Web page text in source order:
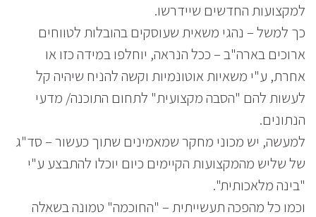
למקצועות החדשים שיידרשו.
כך למשל – נהגי משאית שעוסקים בהובלות לטווחים
ארוכים בארה"ב – ככל הנראה, יוחלפו במידה כזו או
אחרת, ע"י משאיות אוטונמיות וקשה להניח שיהיה קל
לעשות להם "הסבה מקצועית" לתחום התוכנה/ מדעי
הנתונים.
למעשה, יש מכוני מחקר שמאמינים שתוך כעשור – סד"ג
של שליש מהמקצועות הקיימים כיום יוכלו להתבצע ע"י
"בינה מלאכותית".
וכמו כל מהפכה תעשייתית – "החוכמה" טמונה בשאלה